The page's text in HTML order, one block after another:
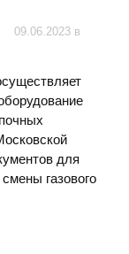
09.06.2023 в
для
газового